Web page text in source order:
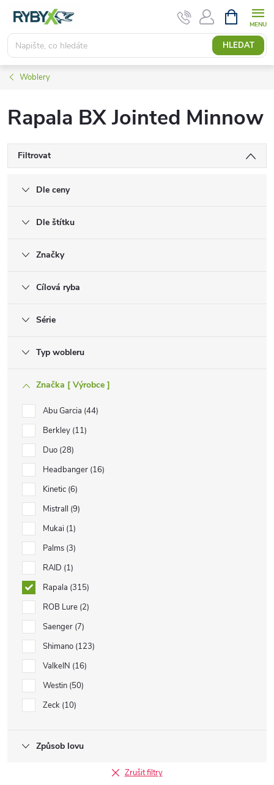
obsah
HLEDAT
NÁKUPNÍ
KOŠÍK
Woblery
Rapala BX Jointed Minnow
Filtrovat
Dle ceny
Dle štítku
Značky
Cílová ryba
Série
Typ wobleru
Značka [ Výrobce ]
Abu Garcia 44
Berkley 11
Duo 28
Headbanger 16
Kinetic 6
Mistrall 9
Mukai 1
Palms 3
RAID 1
Rapala 315
ROB Lure 2
Saenger 7
Shimano 123
ValkeIN 16
Westin 50
Zeck 10
Způsob lovu
Zrušit filtry